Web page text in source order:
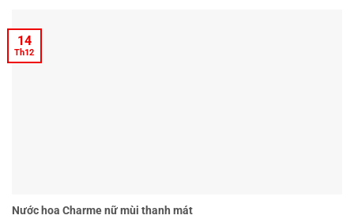
Nước hoa Charme nữ mùi thanh mát
14
Th12